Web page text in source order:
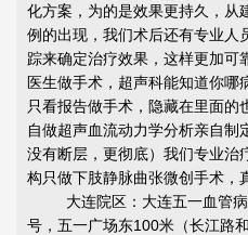
化方案，为的是效果更持久，从
例的出现，我们术后还有专业人
踪来确定治疗效果，这样更加可
医生做手术，超声科能知道你哪
只看报告做手术，隐藏在里面
自做超声血流动力学分析亲自制
没有断层，更彻底）我们专业治
构只做下肢静脉曲张微创手术，
大连院区：大连五一血管病
号，五一广场东100米（长江路